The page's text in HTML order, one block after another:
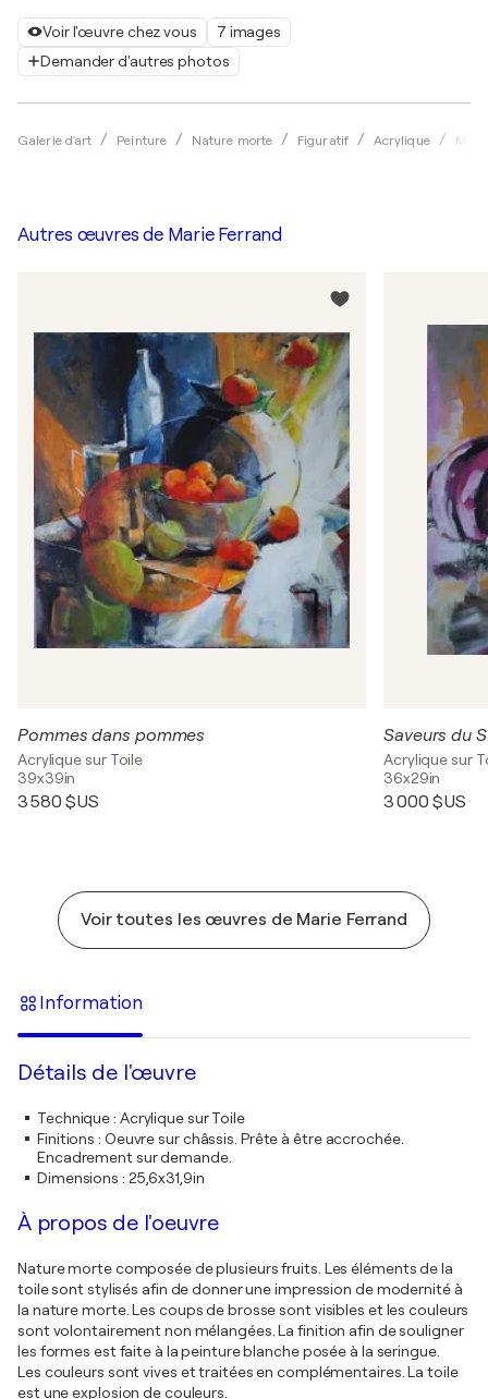
Voir l'œuvre chez vous
7 images
Demander d'autres photos
Galerie d'art Peinture Nature morte Figuratif Acrylique
Autres œuvres de Marie Ferrand
Pommes dans pommes
Acrylique sur Toile
39x39in
3 580 $US
Saveurs du
Acrylique sur
36x29in
3 000 $US
Voir toutes les œuvres de Marie Ferrand
Information
Détails de l'œuvre
Technique: Acrylique sur Toile
Finitions : Oeuvre sur châssis. Prête à être accrochée.
Encadrement sur demande.
Dimensions : 25,6x31,9in
À propos de l'oeuvre
Nature morte composée de plusieurs fruits. Les éléments de la
toile sont stylisés afin de donner une impression de modernité à
la nature morte. Les coups de brosse sont visibles et les couleurs
sont volontairement non mélangées. La finition afin de souligner
les formes est faite à la peinture blanche posée à la seringue.
Les couleurs sont vives et traitées en complémentaires. La toile
est une explosion de couleurs.